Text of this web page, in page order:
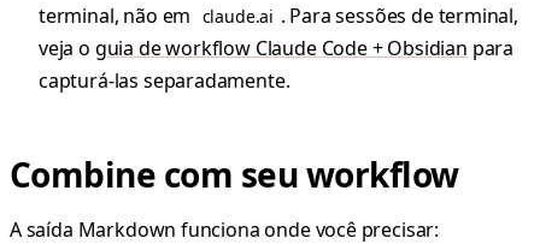
terminal, não em claude.ai . Para sessões de terminal,
veja o guia de workflow Claude Code + Obsidian para
capturá-las separadamente.
Combine com seu workflow
A saída Markdown funciona onde você precisar: